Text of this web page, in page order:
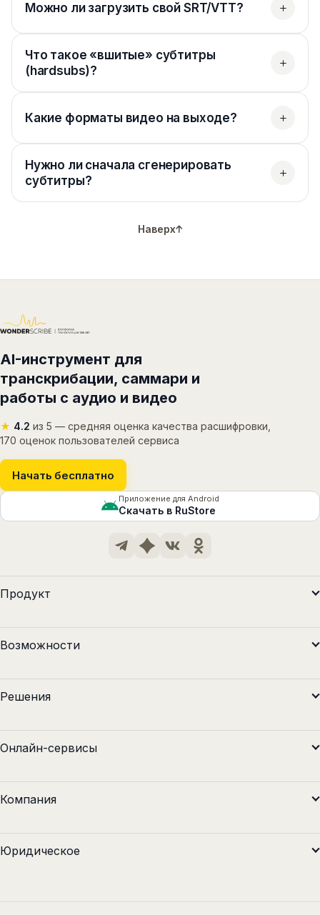
Можно ли загрузить свой SRT/VTT?
Что такое «вшитые» субтитры
(hardsubs)?
Какие форматы видео на выходе?
Нужно ли сначала сгенерировать
субтитры?
Наверх
AI-инструмент для
транскрибации, саммари и
работы с аудио и видео
★ 4.2 из 5 — средняя оценка качества расшифровки,
170 оценок пользователей сервиса
Начать бесплатно
Приложение для Android
Скачать в RuStore
Продукт
Возможности
Решения
Онлайн-сервисы
Компания
Юридическое